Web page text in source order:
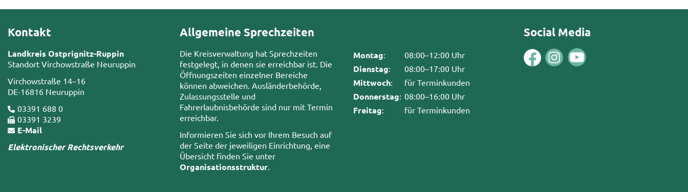
Kontakt
Landkreis Ostprignitz-Ruppin
Standort Virchowstraße Neuruppin
Virchowstraße 14–16
DE-16816 Neuruppin
03391 688 0
03391 3239
E-Mail
Elektronischer Rechtsverkehr
Allgemeine Sprechzeiten
Die Kreisverwaltung hat Sprechzeiten
festgelegt, in denen sie erreichbar ist. Die
Öffnungszeiten einzelner Bereiche
können abweichen. Ausländerbehörde,
Zulassungsstelle und
Fahrerlaubnisbehörde sind nur mit Termin
erreichbar.
Informieren Sie sich vor Ihrem Besuch auf
der Seite der jeweiligen Einrichtung, eine
Übersicht finden Sie unter
Organisationsstruktur
Montag: 08:00–12:00 Uhr
Dienstag: 08:00–17:00 Uhr
Mittwoch: für Terminkunden
Donnerstag: 08:00–16:00 Uhr
Freitag: für Terminkunden
Social Media